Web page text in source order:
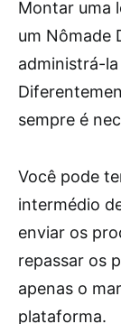
Montar uma
um Nômade
administrá-
sempre é
Você pode
intermédio
enviar os
repassar os
apenas o
plataforma.